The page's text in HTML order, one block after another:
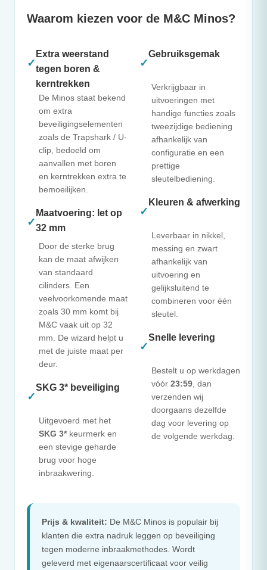
Waarom kiezen voor de M&C Minos?
✓
Extra weerstand
tegen boren &
kerntrekken
De Minos staat bekend
om extra
beveiligingselementen
zoals de Trapshark / U-
clip, bedoeld om
aanvallen met boren
en kerntrekken extra te
bemoeilijken.
✓
Maatvoering: let op
32 mm
Door de sterke brug
kan de maat afwijken
van standaard
cilinders. Een
veelvoorkomende maat
zoals 30 mm komt bij
M&C vaak uit op 32
mm. De wizard helpt u
met de juiste maat per
deur.
✓
SKG 3* beveiliging
Uitgevoerd met het
SKG 3*keurmerk en
een stevige geharde
brug voor hoge
inbraakwering.
✓
Gebruiksgemak
Verkrijgbaar in
uitvoeringen met
handige functies zoals
tweezijdige bediening
afhankelijk van
configuratie en een
prettige
sleutelbediening.
✓
Kleuren & afwerking
Leverbaar in nikkel,
messing en zwart
afhankelijk van
uitvoering en
gelijksluitend te
combineren voor één
sleutel.
✓
Snelle levering
Bestelt u op werkdagen
vóór 23:59 , dan
verzenden wij
doorgaans dezelfde
dag voor levering op
de volgende werkdag.
Prijs & kwaliteit: De M&C Minos is populair bij
klanten die extra nadruk leggen op beveiliging
tegen moderne inbraakmethodes. Wordt
geleverd met eigenaarscertificaat voor veilig